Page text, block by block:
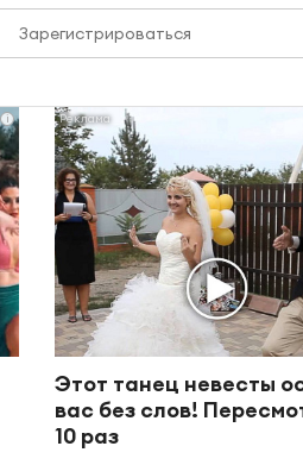
Зарегистрироваться
i
Этот танец невесты
вас без слов!
10 раз